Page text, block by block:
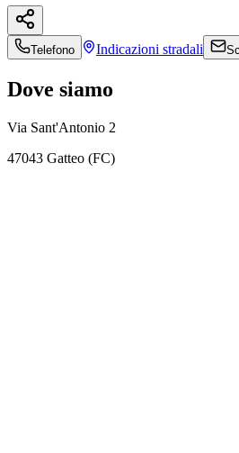
Telefono Indicazioni stradali
Dove siamo
Via Sant'Antonio 2
47043 Gatteo (FC)